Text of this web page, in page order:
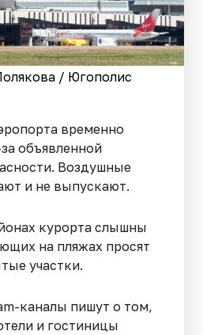
/ Югополис
временно
объявленной
Воздушные
и не выпускают.
курорта слышны
на пляжах просят
участки.
каналы пишут о том,
и гостиницы